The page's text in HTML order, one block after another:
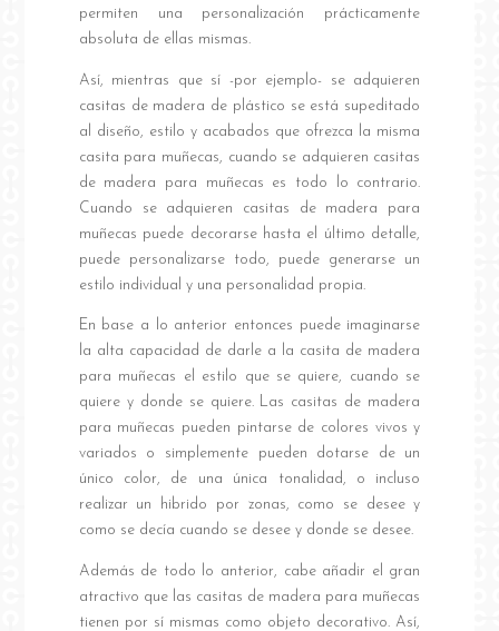
permiten una personalización prácticamente
absoluta de ellas mismas.
Así, mientras que sí -por ejemplo- se adquieren
casitas de madera de plástico se está supeditado
al diseño, estilo y acabados que ofrezca la misma
casita para muñecas, cuando se adquieren casitas
de madera para muñecas es todo lo contrario.
Cuando se adquieren casitas de madera para
muñecas puede decorarse hasta el último detalle,
puede personalizarse todo, puede generarse un
estilo individual y una personalidad propia.
En base a lo anterior entonces puede imaginarse
la alta capacidad de darle a la casita de madera
para muñecas el estilo que se quiere, cuando se
quiere y donde se quiere. Las casitas de madera
para muñecas pueden pintarse de colores vivos y
variados o simplemente pueden dotarse de un
único color, de una única tonalidad, o incluso
realizar un hibrido por zonas, como se desee y
como se decía cuando se desee y donde se desee.
Además de todo lo anterior, cabe añadir el gran
atractivo que las casitas de madera para muñecas
tienen por sí mismas como objeto decorativo. Así,